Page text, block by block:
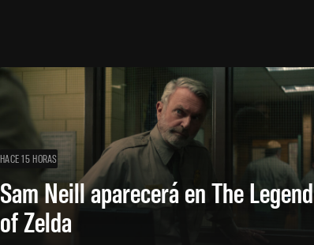
HACE 15 HORAS
Sam Neill aparecerá en The Legend
of Zelda